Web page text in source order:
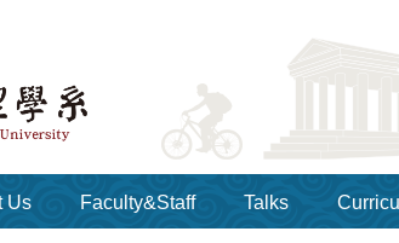
Us Faculty&Staff Talks